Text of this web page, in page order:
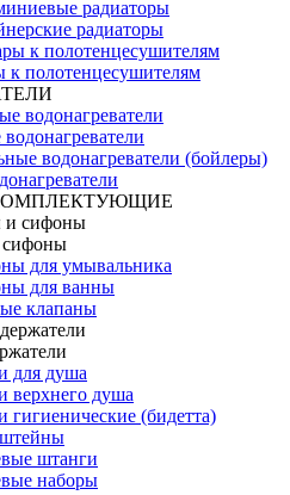
радиаторы
радиаторы
к полотенцесушителям
водонагреватели (бойлеры)
для умывальника
для ванны
клапаны
для душа
верхнего душа
гигиенические (бидетта)
штанги
наборы